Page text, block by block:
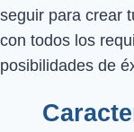
seguir para crear
con todos los
posibilidades de